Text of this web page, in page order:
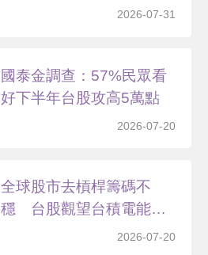
2026-07-31
國泰金調查：57%民眾看
好下半年台股攻高5萬點
2026-07-20
全球股市去槓桿籌碼不
穩 台股觀望台積電能否
2026-07-20